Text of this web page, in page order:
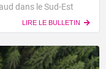
dans le Sud-Est
LIRE LE BULLETIN